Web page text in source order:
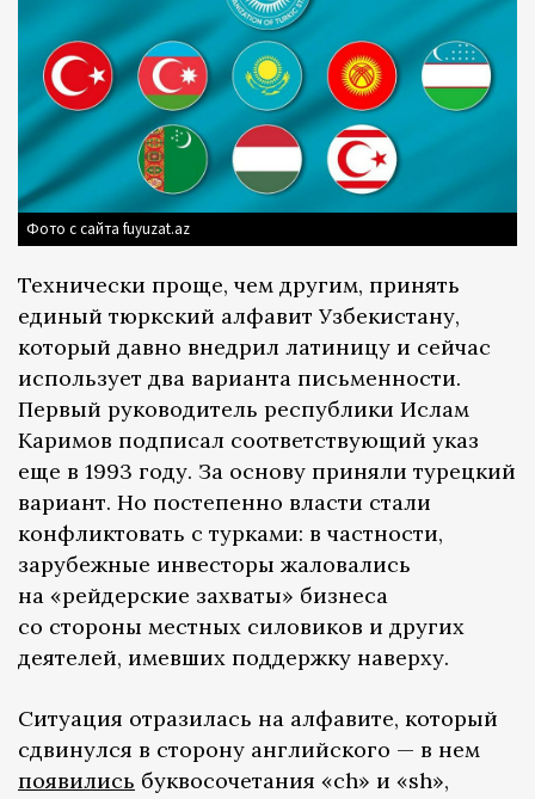
Фото с сайта fuyuzat.az
Технически проще, чем другим, принять
единый тюркский алфавит Узбекистану,
который давно внедрил латиницу и сейчас
использует два варианта письменности.
Первый руководитель республики Ислам
Каримов подписал соответствующий указ
еще в 1993 году. За основу приняли турецкий
вариант. Но постепенно власти стали
конфликтовать с турками: в частности,
зарубежные инвесторы жаловались
на «рейдерские захваты» бизнеса
со стороны местных силовиков и других
деятелей, имевших поддержку наверху.
Ситуация отразилась на алфавите, который
сдвинулся в сторону английского — в нем
появились буквосочетания «ch» и «sh»,